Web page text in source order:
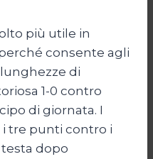
più utile in
consente agli
di
1-0 contro
di giornata. I
tre punti contro i
dopo